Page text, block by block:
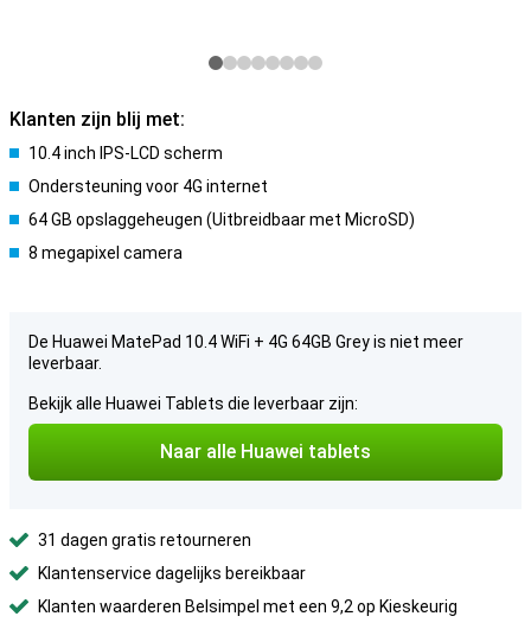
Klanten zijn blij met:
10.4 inch IPS-LCD scherm
Ondersteuning voor 4G internet
64 GB opslaggeheugen (Uitbreidbaar met MicroSD)
8 megapixel camera
De Huawei MatePad 10.4 WiFi + 4G 64GB Grey is niet meer
leverbaar.
Bekijk alle Huawei Tablets die leverbaar zijn:
Naar alle Huawei tablets
31 dagen gratis retourneren
Klantenservice dagelijks bereikbaar
Klanten waarderen Belsimpel met een 9,2 op Kieskeurig